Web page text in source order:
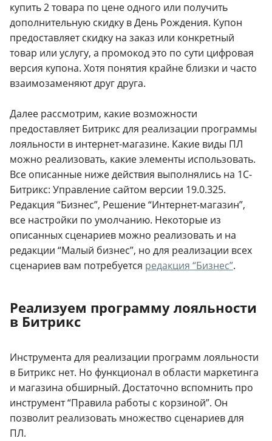
купить 2 товара по цене одного или получить
дополнительную скидку в День Рождения. Купон
предоставляет скидку на заказ или конкретный
товар или услугу, а промокод это по сути цифровая
версия купона. Хотя понятия крайне близки и часто
взаимозаменяют друг друга.
Далее рассмотрим, какие возможности
предоставляет Битрикс для реализации программы
лояльности в интернет-магазине. Какие виды ПЛ
можно реализовать, какие элементы использовать.
Все описанные ниже действия выполнялись на 1С-
Битрикс: Управление сайтом версии 19.0.325.
Редакция “Бизнес”, Решение “Интернет-магазин”,
все настройки по умолчанию. Некоторые из
описанных сценариев можно реализовать и на
редакции “Малый бизнес”, но для реализации всех
сценариев вам потребуется редакция “Бизнес”.
Реализуем программу лояльности
в Битрикс
Инструмента для реализации программ лояльности
в Битрикс нет. Но функционал в области маркетинга
и магазина обширный. Достаточно вспомнить про
инструмент “Правила работы с корзиной”. Он
позволит реализовать множество сценариев для
ПЛ.